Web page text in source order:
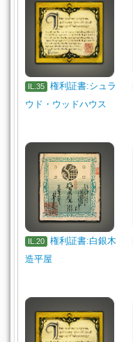
IL.35
権利証書:シュラ
ウド・ウッドハウス
IL.20
権利証書:白銀木
造平屋